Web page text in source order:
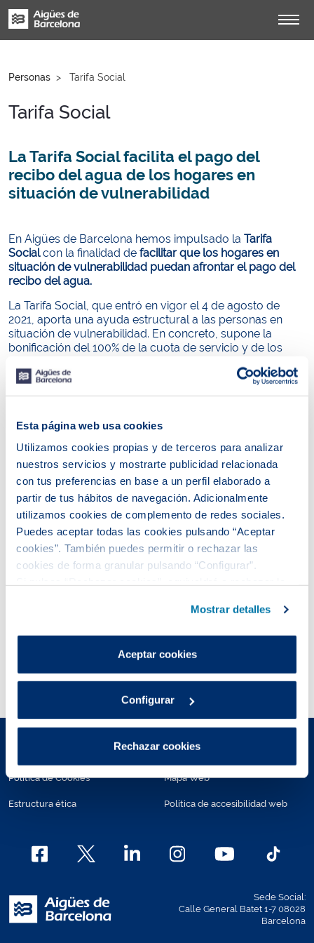
Esta página web usa cookies
Utilizamos cookies propias y de terceros para analizar
nuestros servicios y mostrarte publicidad relacionada
con tus preferencias en base a un perfil elaborado a
partir de tus hábitos de navegación. Adicionalmente
utilizamos cookies de complemento de redes sociales.
Puedes aceptar todas las cookies pulsando “Aceptar
cookies”. También puedes permitir o rechazar las
cookies de forma granular pulsando “Configurar”.
son indispensables para que el sitio web funcione y que
por tanto no se pueden desactivar.
Puedes consultar más información en nuestra
Mostrar detalles
Aceptar cookies
Configurar
Rechazar cookies
Personas Tarifa Social
Tarifa Social
La Tarifa Social facilita el pago del
recibo del agua de los hogares en
situación de vulnerabilidad
En Aigües de Barcelona hemos impulsado la Tarifa
Socialcon la finalidad de facilitar que los hogares en
situación de vulnerabilidad puedan afrontar el pago del
recibo del agua.
La Tarifa Social, que entró en vigor el 4 de agosto de
2021, aporta una ayuda estructural a las personas en
situación de vulnerabilidad. En concreto, supone la
bonificación del 100% de la cuota de servicio y de los
agua”, y beneficia a los siguientes colectivos:
Personas que perciban una pensión mínima.
Personas y unidades familiares que acrediten que
se encuentran en situación de vulnerabilidad
económica, de acuerdo con lo que establece la
normativa vigente, o a las que se haya reconocido,
mediante un informe de los servicios sociales de la
administración local competente, la situación de
riesgo de exclusión residencial.
La Tarifa Social del agua ha beneficiado a64.637 familias
el protocolo para afrontar la
Consulta lasbonificaciones para pagar la factura.
Política de Cookies
Estructura ética
Políticas de privacidad
Mapa Web
Política de accesibilidad web
Sede Social:
Calle General Batet 1-7 08028
Barcelona